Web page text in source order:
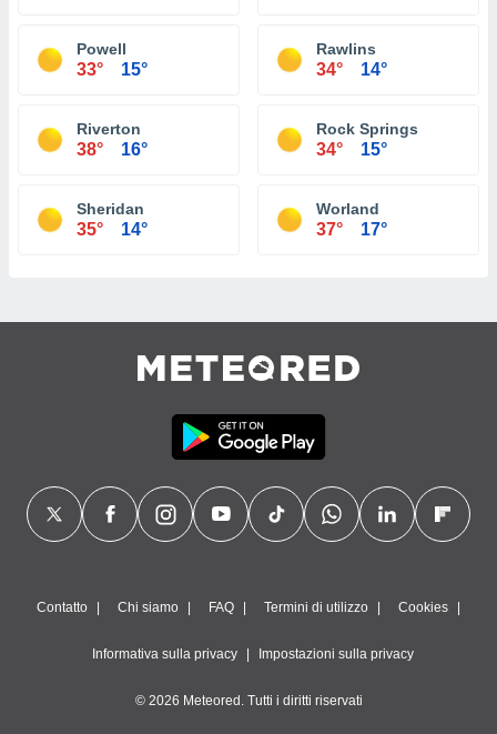
Powell
33° 15°
Rawlins
34° 14°
Riverton
38° 16°
Rock Springs
34° 15°
Sheridan
35° 14°
Worland
37° 17°
Contatto Chi siamo FAQ Termini di utilizzo Cookies
Informativa sulla privacy Impostazioni sulla privacy
© 2026 Meteored. Tutti i diritti riservati